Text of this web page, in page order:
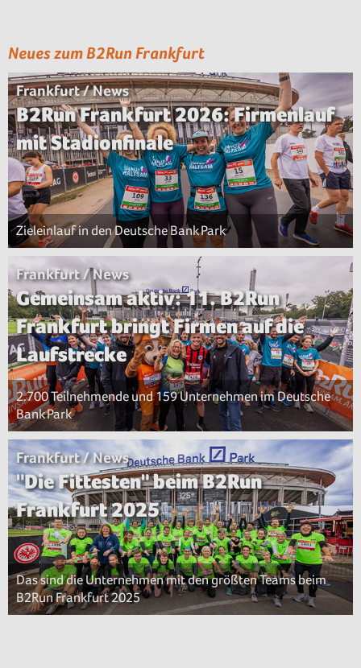
Neues zum B2Run Frankfurt
Frankfurt / News
B2Run Frankfurt 2026: Firmenlauf
mit Stadionfinale
Zieleinlauf in den Deutsche Bank Park
Frankfurt / News
Gemeinsam aktiv: 11. B2Run
Frankfurt bringt Firmen auf die
Laufstrecke
2.700 Teilnehmende und 159 Unternehmen im Deutsche
Bank Park
Frankfurt / News
"Die Fittesten" beim B2Run
Frankfurt 2025
Das sind die Unternehmen mit den größten Teams beim
B2Run Frankfurt 2025